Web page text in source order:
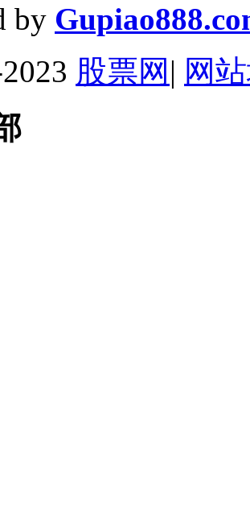
by
股票网 | 网